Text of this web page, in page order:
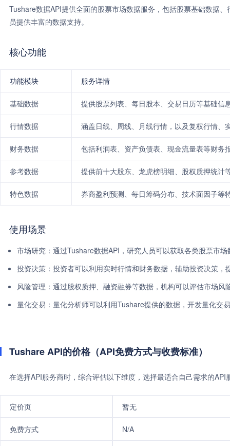
Tushare数据API提供全面的股票市场数据服务，包括股票基础数据
员提供丰富的数据支持。
核心功能
功能模块 服务详情
基础数据 提供股票列表、每日股本、交易日历等基础信
行情数据 涵盖日线、周线、月线行情，以及复权行情、
财务数据 包括利润表、资产负债表、现金流量表等财务
参考数据 提供前十大股东、龙虎榜明细、股权质押统计
特色数据 券商盈利预测、每日筹码分布、技术面因子等
使用场景
市场研究：通过Tushare数据API，研究人员可以获取各类股票市
投资决策：投资者可以利用实时行情和财务数据，辅助投资决策，
风险管理：通过股权质押、融资融券等数据，机构可以评估市场风
量化交易：量化分析师可以利用Tushare提供的数据，开发量化交
Tushare API的价格（API免费方式与收费标准）
在选择API服务商时，综合评估以下维度，选择最适合自己需求的
定价页 暂无
免费方式 N/A